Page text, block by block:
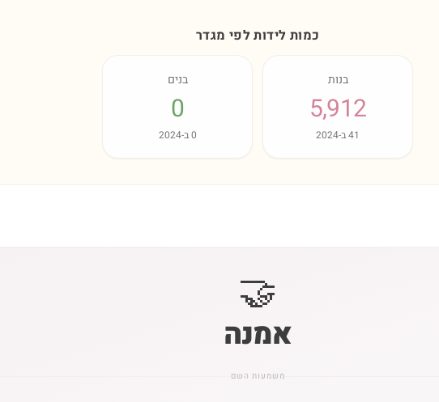
כמות לידות לפי מגדר
בנות
5,912
41ב-2024
בנים
0
0ב-2024
🤝
אמנה
משמעות השם